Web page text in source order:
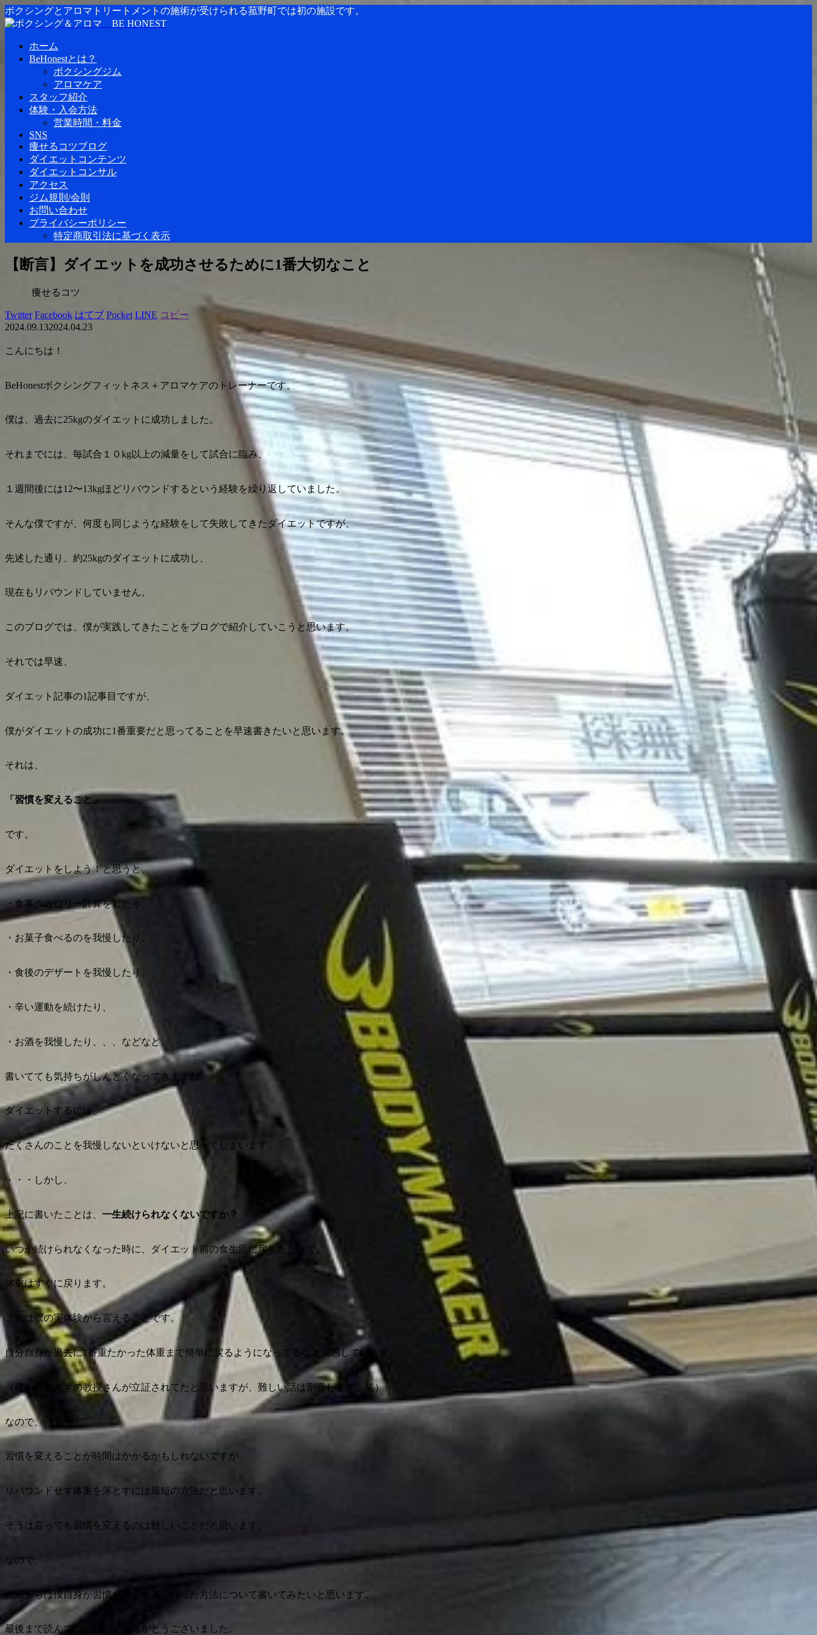
ボクシングとアロマトリートメントの施術が受けられる菰野町では初の施設です。
ホーム
BeHonestとは？
ボクシングジム
アロマケア
スタッフ紹介
体験・入会方法
営業時間・料金
SNS
痩せるコツブログ
ダイエットコンテンツ
ダイエットコンサル
アクセス
ジム規則/会則
お問い合わせ
プライバシーポリシー
特定商取引法に基づく表示
【断言】ダイエットを成功させるために1番大切なこと
痩せるコツ
Twitter Facebook はてブ Pocket LINE コピー
2024.09.132024.04.23
こんにちは！
BeHonestボクシングフィットネス＋アロマケアのトレーナーです。
僕は、過去に25kgのダイエットに成功しました。
それまでには、毎試合１０kg以上の減量をして試合に臨み、
１週間後には12〜13kgほどリバウンドするという経験を繰り返していました。
そんな僕ですが、何度も同じような経験をして失敗してきたダイエットですが、
先述した通り、約25kgのダイエットに成功し、
現在もリバウンドしていません。
このブログでは、僕が実践してきたことをブログで紹介していこうと思います。
それでは早速、
ダイエット記事の1記事目ですが、
僕がダイエットの成功に1番重要だと思ってることを早速書きたいと思います。
それは、
「 習慣を変えること」
です。
ダイエットをしよう！と思うと、
・食事のカロリー計算をしたり、
・お菓子食べるのを我慢したり、
・食後のデザートを我慢したり、
・辛い運動を続けたり、
・お酒を我慢したり、、、などなど。
書いてても気持ちがしんどくなってきますね。
ダイエットするには、
たくさんのことを我慢しないといけないと思ってしまいます。
・・・しかし、
上記に書いたことは、 一生続けられなくないですか？
いつか続けられなくなった時に、ダイエット前の食生活に戻しただけで、
体重はすぐに戻ります。
これは僕の実体験から言えることです。
自分自身が過去に1番重たかった体重まで簡単に戻るようになってるなと実感しています。
（確か有名大学の教授さんが立証されてたと思いますが、難しい話は割愛します。笑）
なので、
習慣を変えることが時間はかかるかもしれないですが、
リバウンドせず体重を落とすには最短の方法だと思います。
そうは言っても習慣を変えるのは難しいことだと思います。
なので、
次回からは僕自身が習慣を変える為に行った方法について書いてみたいと思います。
最後まで読んでいただいてありがとうございました。